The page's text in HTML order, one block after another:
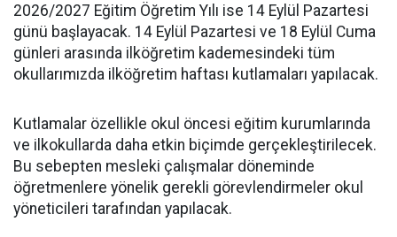
2026/2027 Eğitim Öğretim Yılı ise 14 Eylül Pazartesi
günü başlayacak. 14 Eylül Pazartesi ve 18 Eylül Cuma
günleri arasında ilköğretim kademesindeki tüm
okullarımızda ilköğretim haftası kutlamaları yapılacak.
Kutlamalar özellikle okul öncesi eğitim kurumlarında
ve ilkokullarda daha etkin biçimde gerçekleştirilecek.
Bu sebepten mesleki çalışmalar döneminde
öğretmenlere yönelik gerekli görevlendirmeler okul
yöneticileri tarafından yapılacak.